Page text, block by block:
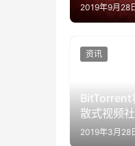
2019年9月28
BitTorrent
散式视频
Live
2019年3月28
资讯